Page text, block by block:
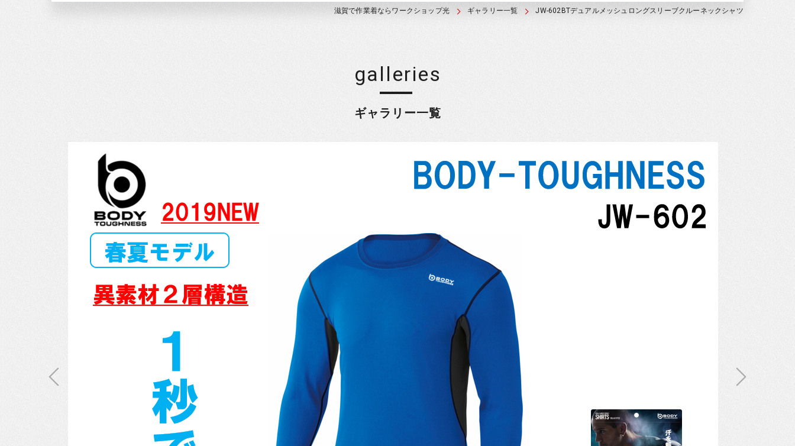
滋賀で作業着ならワークショップ光 ギャラリー一覧 JW-602BTデュアルメッシュロングスリーブクルーネックシャツ
ギャラリー一覧
galleries